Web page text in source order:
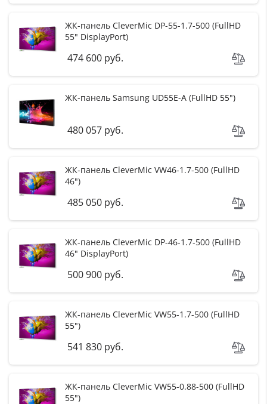
ЖК-панель CleverMic DP-55-1.7-500 (FullHD
55" DisplayPort)
474 600 руб.
ЖК-панель Samsung UD55E-A (FullHD 55")
480 057 руб.
ЖК-панель CleverMic VW46-1.7-500 (FullHD
46")
485 050 руб.
ЖК-панель CleverMic DP-46-1.7-500 (FullHD
46" DisplayPort)
500 900 руб.
ЖК-панель CleverMic VW55-1.7-500 (FullHD
55")
541 830 руб.
ЖК-панель CleverMic VW55-0.88-500 (FullHD
55")